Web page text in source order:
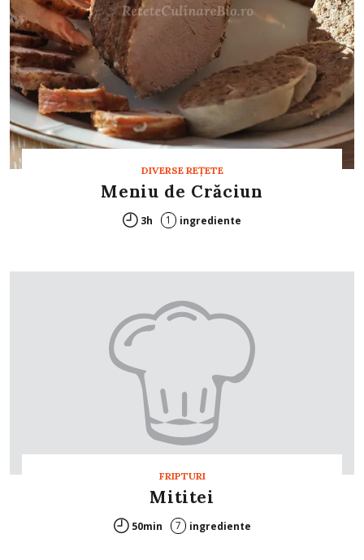
DIVERSE REȚETE
Meniu de Crăciun
3h 1 ingrediente
FRIPTURI
Mititei
50min 7 ingrediente